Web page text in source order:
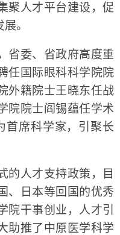
聚人才平台建设，促
。
委、省政府高度重
任国际眼科科学院院
外籍院士王晓东任战
院院士阎锡蕴任学术
首席科学家，引聚长
人才支持政策，目
、日本等回国的优秀
院干事创业，人才引
助推了中原医学科学